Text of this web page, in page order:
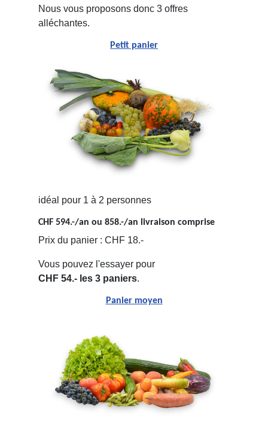
Nous vous proposons donc 3 offres
alléchantes.
Petit panier
idéal pour 1 à 2 personnes
CHF 594.-/an ou 858.-/an livraison comprise
Prix du panier : CHF 18.-
Vous pouvez l'essayer pour
CHF 54.- les 3 paniers.
Panier moyen